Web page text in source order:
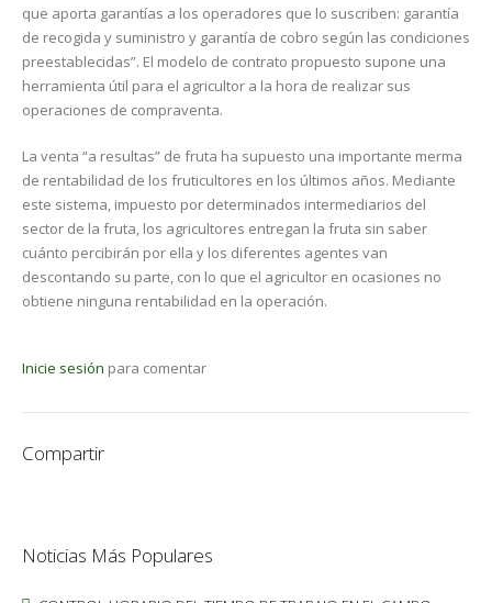
que aporta garantías a los operadores que lo suscriben: garantía
de recogida y suministro y garantía de cobro según las condiciones
preestablecidas”. El modelo de contrato propuesto supone una
herramienta útil para el agricultor a la hora de realizar sus
operaciones de compraventa.
La venta “a resultas” de fruta ha supuesto una importante merma
de rentabilidad de los fruticultores en los últimos años. Mediante
este sistema, impuesto por determinados intermediarios del
sector de la fruta, los agricultores entregan la fruta sin saber
cuánto percibirán por ella y los diferentes agentes van
descontando su parte, con lo que el agricultor en ocasiones no
obtiene ninguna rentabilidad en la operación.
Inicie sesión para comentar
Compartir
Noticias Más Populares